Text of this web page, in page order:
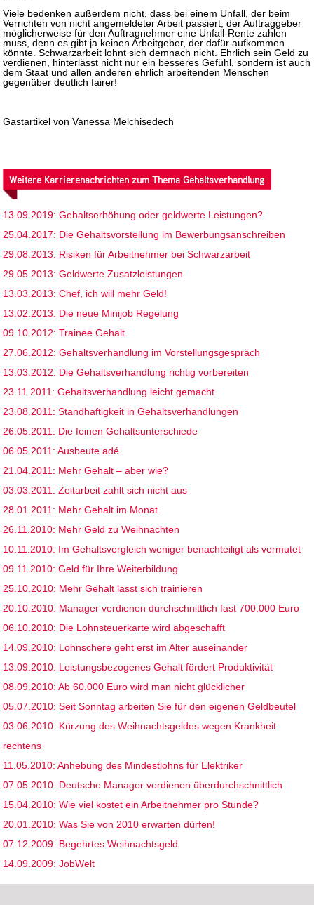
Viele bedenken außerdem nicht, dass bei einem Unfall, der beim
Verrichten von nicht angemeldeter Arbeit passiert, der Auftraggeber
möglicherweise für den Auftragnehmer eine Unfall-Rente zahlen
muss, denn es gibt ja keinen Arbeitgeber, der dafür aufkommen
könnte. Schwarzarbeit lohnt sich demnach nicht. Ehrlich sein Geld zu
verdienen, hinterlässt nicht nur ein besseres Gefühl, sondern ist auch
dem Staat und allen anderen ehrlich arbeitenden Menschen
gegenüber deutlich fairer!
Gastartikel von Vanessa Melchisedech
Weitere Karrierenachrichten zum Thema Gehaltsverhandlung
13.09.2019: Gehaltserhöhung oder geldwerte Leistungen?
25.04.2017: Die Gehaltsvorstellung im Bewerbungsanschreiben
29.08.2013: Risiken für Arbeitnehmer bei Schwarzarbeit
29.05.2013: Geldwerte Zusatzleistungen
13.03.2013: Chef, ich will mehr Geld!
13.02.2013: Die neue Minijob Regelung
09.10.2012: Trainee Gehalt
27.06.2012: Gehaltsverhandlung im Vorstellungsgespräch
13.03.2012: Die Gehaltsverhandlung richtig vorbereiten
23.11.2011: Gehaltsverhandlung leicht gemacht
23.08.2011: Standhaftigkeit in Gehaltsverhandlungen
26.05.2011: Die feinen Gehaltsunterschiede
06.05.2011: Ausbeute adé
21.04.2011: Mehr Gehalt – aber wie?
03.03.2011: Zeitarbeit zahlt sich nicht aus
28.01.2011: Mehr Gehalt im Monat
26.11.2010: Mehr Geld zu Weihnachten
10.11.2010: Im Gehaltsvergleich weniger benachteiligt als vermutet
09.11.2010: Geld für Ihre Weiterbildung
25.10.2010: Mehr Gehalt lässt sich trainieren
20.10.2010: Manager verdienen durchschnittlich fast 700.000 Euro
06.10.2010: Die Lohnsteuerkarte wird abgeschafft
14.09.2010: Lohnschere geht erst im Alter auseinander
13.09.2010: Leistungsbezogenes Gehalt fördert Produktivität
08.09.2010: Ab 60.000 Euro wird man nicht glücklicher
05.07.2010: Seit Sonntag arbeiten Sie für den eigenen Geldbeutel
03.06.2010: Kürzung des Weihnachtsgeldes wegen Krankheit
rechtens
11.05.2010: Anhebung des Mindestlohns für Elektriker
07.05.2010: Deutsche Manager verdienen überdurchschnittlich
15.04.2010: Wie viel kostet ein Arbeitnehmer pro Stunde?
20.01.2010: Was Sie von 2010 erwarten dürfen!
07.12.2009: Begehrtes Weihnachtsgeld
14.09.2009: JobWelt